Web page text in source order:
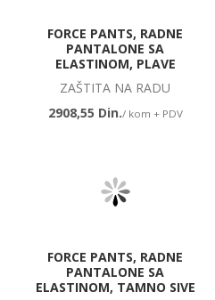
FORCE PANTS, RADNE
PANTALONE SA
ELASTINOM, PLAVE
ZAŠTITA NA RADU
2908,55 Din./ kom + PDV
FORCE PANTS, RADNE
PANTALONE SA
ELASTINOM, TAMNO SIVE